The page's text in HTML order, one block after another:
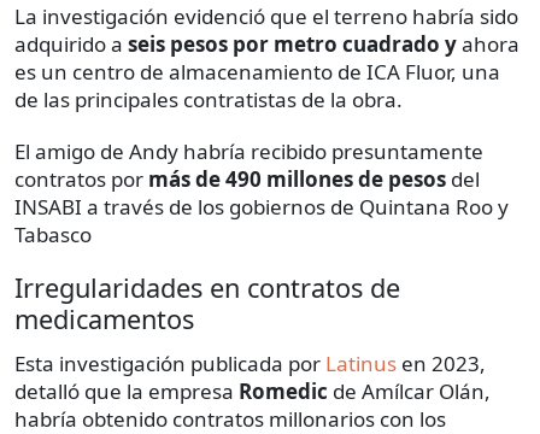
La investigación evidenció que el terreno habría sido
adquirido a seis pesos por metro cuadrado yahora
es un centro de almacenamiento de ICA Fluor, una
de las principales contratistas de la obra.
El amigo de Andy habría recibido presuntamente
contratos por más de 490 millones de pesos del
INSABI a través de los gobiernos de Quintana Roo y
Tabasco
Irregularidades en contratos de
medicamentos
Esta investigación publicada por Latinus en 2023,
detalló que la empresa Romedic de Amílcar Olán,
habría obtenido contratos millonarios con los